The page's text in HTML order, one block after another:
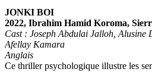
JONKI BOI
2022, Ibrahim Hamid Koroma,
Cast : Joseph Abdulai Jalloh,
Afellay Kamara
Anglais
Ce thriller psychologique illustre les